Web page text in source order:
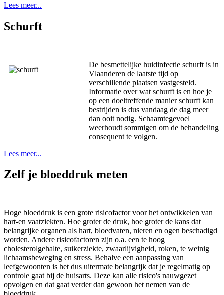
Lees meer...
Schurft
De besmettelijke huidinfectie schurft is in
Vlaanderen de laatste tijd op
verschillende plaatsen vastgesteld.
Informatie over wat schurft is en hoe je
op een doeltreffende manier schurft kan
bestrijden is dus vandaag de dag meer
dan ooit nodig. Schaamtegevoel
weerhoudt sommigen om de behandeling
consequent te volgen.
Lees meer...
Zelf je bloeddruk meten
Hoge bloeddruk is een grote risicofactor voor het ontwikkelen van
hart-en vaatziekten. Hoe groter de druk, hoe groter de kans dat
belangrijke organen als hart, bloedvaten, nieren en ogen beschadigd
worden. Andere risicofactoren zijn o.a. een te hoog
cholesterolgehalte, suikerziekte, zwaarlijvigheid, roken, te weinig
lichaamsbeweging en stress. Behalve een aanpassing van
leefgewoonten is het dus uitermate belangrijk dat je regelmatig op
controle gaat bij de huisarts. Deze kan alle risico's nauwgezet
opvolgen en dat gaat verder dan gewoon het nemen van de